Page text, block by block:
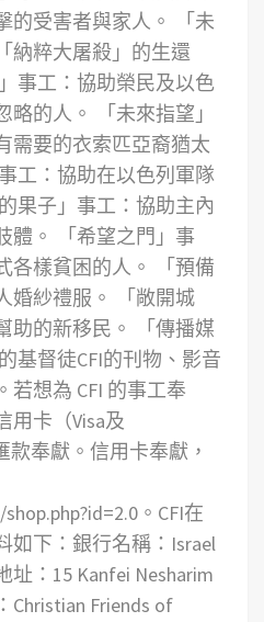
的受害者與家人。
「未
納粹大屠殺」的生還
事工：協助榮民及以色
略的人。
「未來指望」
需要的衣索匹亞裔猶太
工：協助在以色列軍隊
的果子」事工：協助主內
體。
「希望之門」事
各樣貧困的人。
「預備
婚紗禮服。
「敞開城
助的新移民。
「傳播媒
基督徒CFI的刊物、影音
若想為 CFI 的事工奉
用卡（Visa及
款奉獻。信用卡奉獻，
。CFI在
如下：銀行名稱：Israel
址：15 Kanfei Nesharim
Christian Friends of